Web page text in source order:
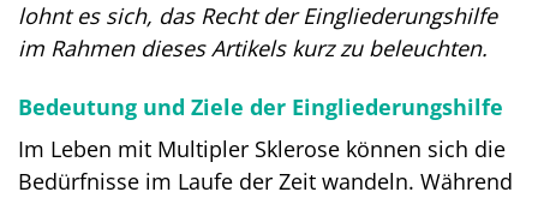
lohnt es sich, das Recht der Eingliederungshilfe
im Rahmen dieses Artikels kurz zu beleuchten.
Bedeutung und Ziele der Eingliederungshilfe
Im Leben mit Multipler Sklerose können sich die
Bedürfnisse im Laufe der Zeit wandeln. Während